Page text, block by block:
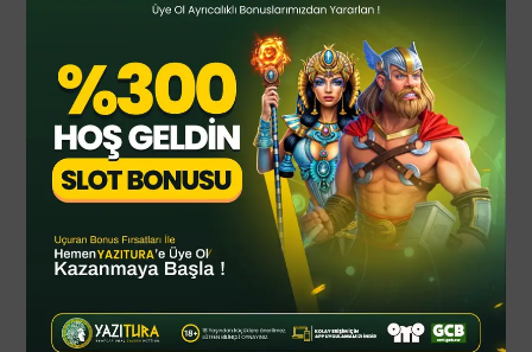
yazituraonline
yazituraoyna
YTSPOR
UpdatedHaziran 20, 2025